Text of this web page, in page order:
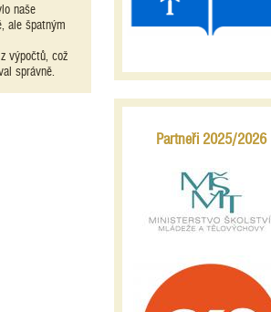
naše
ale špatným
výpočtů, což
správně.
Partneři 2025/2026